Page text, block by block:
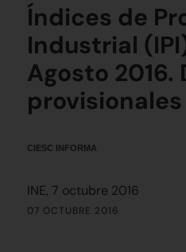
Índices de
Industrial
Agosto 2016.
provisionales
CIESC INFORMA
INE, 7 octubre 2016
07 OCTUBRE 2016